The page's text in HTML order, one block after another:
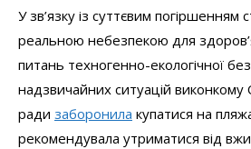
У зв’язку із суттєвим погіршенням
реальною небезпекою для
питань техногенно-екологічної
надзвичайних ситуацій виконкому
ради заборонила купатися на
рекомендувала утриматися від